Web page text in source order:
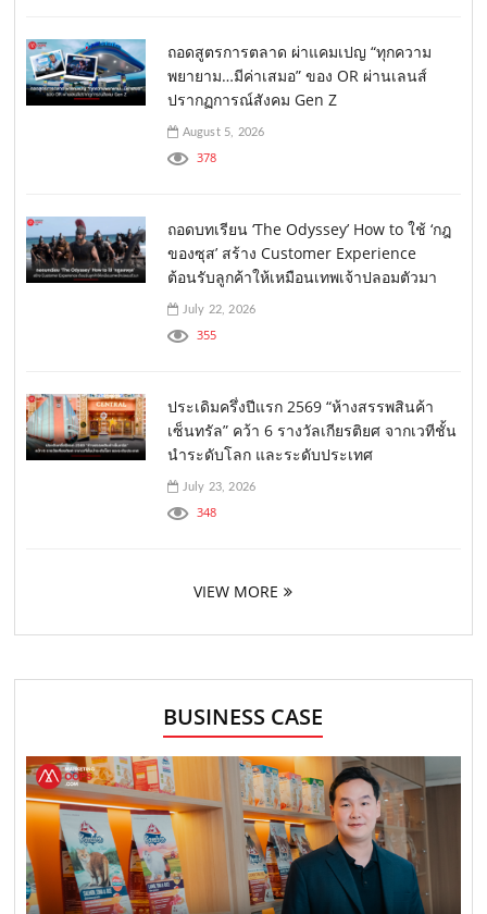
ถอดสูตรการตลาด ผ่าแคมเปญ “ทุกความ
พยายาม…มีค่าเสมอ” ของ OR ผ่านเลนส์
ปรากฏการณ์สังคม Gen Z
August 5, 2026
378
ถอดบทเรียน ‘The Odyssey’ How to ใช้ ‘กฎ
ของซุส’ สร้าง Customer Experience
ต้อนรับลูกค้าให้เหมือนเทพเจ้าปลอมตัวมา
July 22, 2026
355
ประเดิมครึ่งปีแรก 2569 “ห้างสรรพสินค้า
เซ็นทรัล” คว้า 6 รางวัลเกียรติยศ จากเวทีชั้น
นำระดับโลก และระดับประเทศ
July 23, 2026
348
VIEW MORE
BUSINESS CASE